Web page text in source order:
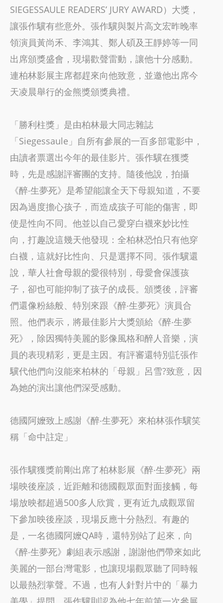
SIEGESSAULE READERS’ JURY AWARD）大獎，
讓張作驥有些意外。張作驥與製片高文宏昨晚率
領演員黃尚禾、李鴻其、鄭人碩及王靜婷等一同
出席頒獎盛會，現場歡聲雷動，讓他十分感動。
連柏林影展主席都趕來向他致意，並邀他出席今
天凌晨舉行的金熊獎頒獎典禮。
「勝利柱獎」是由柏林最大同志雜誌
「Siegessaule」自所有參展的一百多部電影中，
由讀者票選出今年的最佳影片。張作驥在獲獎
時，先是感謝評審團的支持。隨後他說，拍攝
《醉‧生夢死》是希望能讓全天下母親知道，不要
因為過度擔心孩子，而造成孩子可能的傷害，即
使是性向不同。他並以自己愛穿白襪來妙比性
向，打趣說這幾天他發現：全柏林恐怕只有他穿
白襪，這就好比性向、只是選擇不同。張作驥還
說，華人社會母親的愛很特別，母愛會保護孩
子，卻也可能抑制了孩子的成長。頒獎後，評審
們還像粉絲般、特別來跟《醉‧生夢死》演員合
照。他們表示，將最佳影片大獎頒給《醉‧生夢
死》，除因獨特美麗的影像風格和醉人音樂，演
員的表現精彩，更是主因。有評審還特別託張作
驥代他們向沒能來柏林的「母親」呂雪?致意，因
為她的演出讓他們深受感動。
德國阿嬤致上感謝《醉‧生夢死》來柏林張作驥笑
稱「命中註定」
張作驥獲獎前剛出席了柏林影展《醉‧生夢死》兩
場映後座談，近距離和德國觀眾面對面接觸，每
場放映都超過500多人欣賞，更有近九成觀眾留
下參加映後座談，現場反應十分熱烈。有趣的
是，一名德國阿嬤QA時，還特別站了起來，向
《醉‧生夢死》劇組表示感謝，謝謝他們帶來如此
美麗的一部台灣電影，也讓現場觀眾聽了同時報
以最熱烈掌聲。不過，也有人針對片中的「暴力